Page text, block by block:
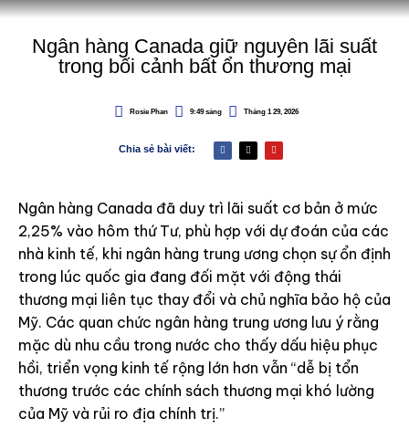
Ngân hàng Canada giữ nguyên lãi suất
trong bối cảnh bất ổn thương mại
Rosie Phan 9:49 sáng Tháng 1 29, 2026
Chia sẻ bài viết:
Ngân hàng Canada đã duy trì lãi suất cơ bản ở mức
2,25% vào hôm thứ Tư, phù hợp với dự đoán của các
nhà kinh tế, khi ngân hàng trung ương chọn sự ổn định
trong lúc quốc gia đang đối mặt với động thái
thương mại liên tục thay đổi và chủ nghĩa bảo hộ của
Mỹ. Các quan chức ngân hàng trung ương lưu ý rằng
mặc dù nhu cầu trong nước cho thấy dấu hiệu phục
hồi, triển vọng kinh tế rộng lớn hơn vẫn “dễ bị tổn
thương trước các chính sách thương mại khó lường
của Mỹ và rủi ro địa chính trị.”